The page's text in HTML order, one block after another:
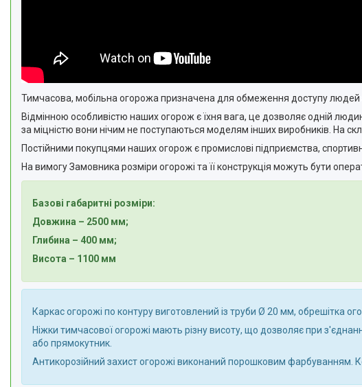
Тимчасова, мобільна огорожа призначена для обмеження доступу людей
Відмінною особливістю наших огорож є їхня вага, це дозволяє одній
за міцністю вони нічим не поступаються моделям інших виробників. На
Постійними покупцями наших огорож є промислові підприємства,
На вимогу Замовника розміри огорожі та її конструкція можуть бути
Базові габаритні розміри:
Довжина – 2500 мм;
Глибина – 400 мм;
Висота – 1100 мм
Каркас огорожі по контуру виготовлений із труби Ø 20 мм, обрешітка
Ніжки тимчасової огорожі мають різну висоту, що дозволяє при
або прямокутник.
Антикорозійний захист огорожі виконаний порошковим фарбуванням.